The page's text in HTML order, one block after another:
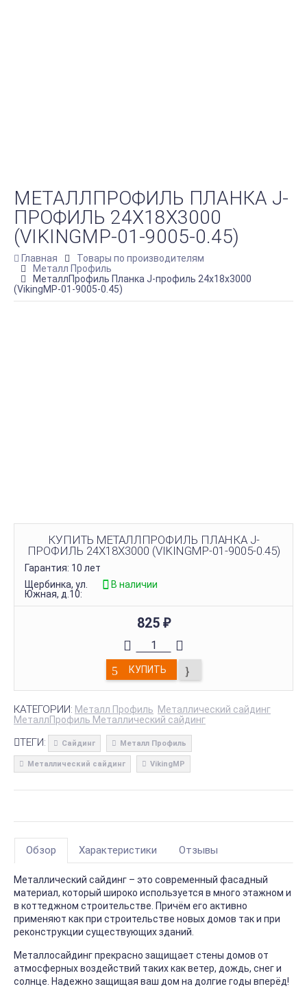
МЕТАЛЛПРОФИЛЬ ПЛАНКА J-
ПРОФИЛЬ 24Х18Х3000
(VIKINGMP-01-9005-0.45)
Главная
Товары по производителям
Металл Профиль
МеталлПрофиль Планка J-профиль 24х18х3000
(VikingMP-01-9005-0.45)
КУПИТЬ МЕТАЛЛПРОФИЛЬ ПЛАНКА J-
ПРОФИЛЬ 24Х18Х3000 (VIKINGMP-01-9005-0.45)
Гарантия: 10 лет
Щербинка, ул.
Южная, д.10:
В наличии
825 ₽
КУПИТЬ
КАТЕГОРИИ: Металл Профиль Металлический сайдинг
МеталлПрофиль Металлический сайдинг
ТЕГИ: Сайдинг Металл Профиль
Металлический сайдинг VikingMP
Обзор Характеристики Отзывы
Металлический сайдинг – это современный фасадный
материал, который широко используется в много этажном и
в коттеджном строительстве. Причём его активно
применяют как при строительстве новых домов так и при
реконструкции существующих зданий.
Металлосайдинг прекрасно защищает стены домов от
атмосферных воздействий таких как ветер, дождь, снег и
солнце. Надежно защищая ваш дом на долгие годы вперёд!